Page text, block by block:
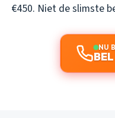
€450. Niet de slimste
NU